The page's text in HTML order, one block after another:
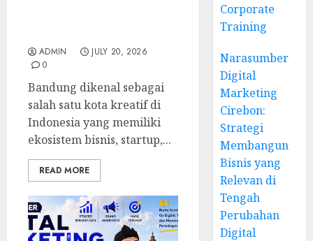
ADMIN
JULY 20, 2026
0
Bandung dikenal sebagai
salah satu kota kreatif di
Indonesia yang memiliki
ekosistem bisnis, startup,...
READ MORE
Corporate
Training
Narasumber
Digital
Marketing
Cirebon:
Strategi
Membangun
Bisnis yang
Relevan di
Tengah
Perubahan
Digital